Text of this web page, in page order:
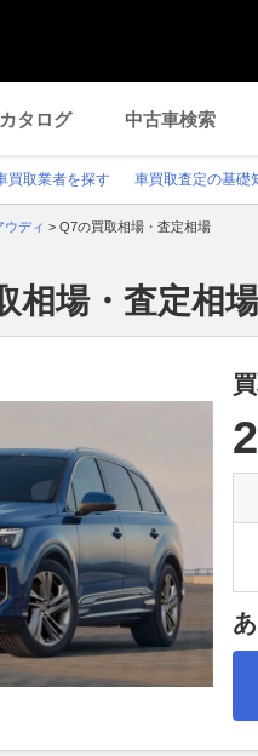
カタログ 中古車検索
買取業者を探す 車買取査定の基礎
ウディ > Q7の買取相場・査定相場
相場・査定相場